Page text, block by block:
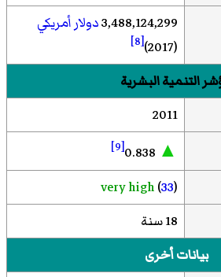
3,488,124,299دولار أمريكي
(2017)
[8]
التنمية البشرية
2011
▲
[9]
very high(33)
18 سنة
بيانات أخرى